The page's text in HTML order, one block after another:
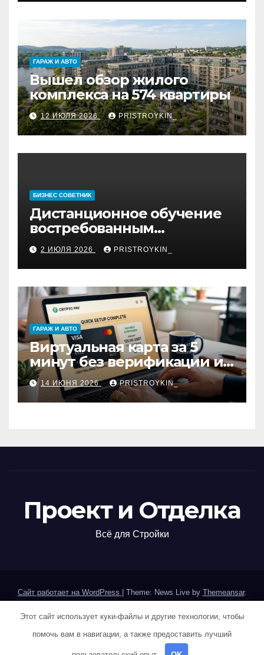
ГАРАЖ И АВТО
Вышел обзор жилого
комплекса на 574 квартиры
12 ИЮЛЯ 2026 PRISTROYKIN_
БИЗНЕС СОВЕТНИК
Дистанционное обучение
востребованным
профессиям
2 ИЮЛЯ 2026 PRISTROYKIN_
ГАРАЖ И АВТО
Виртуальная карта за 5
минут без верификации и
участия банков с
пополнением в USDT:
обзор вариантов
14 ИЮНЯ 2026 PRISTROYKIN_
Проект и Отделка
Всё для Стройки
Сайт работает на WordPress Theme: News Live by Themeansar.
Home Sample Page Авторам и правообладателям
Политика конфиденциальности
Этот сайт использует куки-файлы и другие технологии, чтобы
помочь вам в навигации, а также предоставить лучший